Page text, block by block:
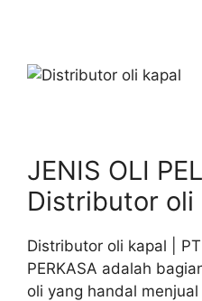
JENIS OLI
Distributor oli
Distributor oli kapal | PT
PERKASA adalah
oli yang handal